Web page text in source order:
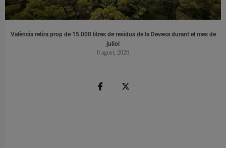
València retira prop de 15.000 litres de residus de la Devesa durant el mes de
juliol
6 agost, 2026